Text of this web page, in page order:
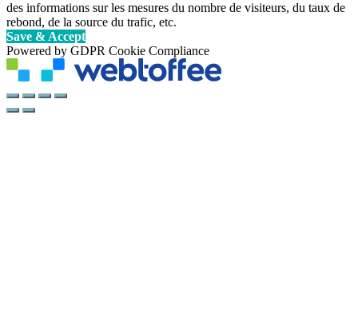
des informations sur les mesures du nombre de visiteurs, du taux de
rebond, de la source du trafic, etc.
Save & Accept
Powered by GDPR Cookie Compliance